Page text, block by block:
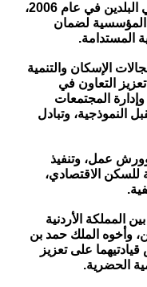
ويأتي توقيع هذا البرنامج انطلاقًا من مذكرة التفاهم الموقعة بين حكومتي البلدين في عام 2006،
المؤسسية لضمان
المستدامة.
الإسكان والتنمية
التعاون في
المجتمعات
النموذجية، وتبادل
عمل، وتنفيذ
للسكن الاقتصادي،
المملكة الأردنية
وأخوه الملك حمد بن
على تعزيز
الحضرية.